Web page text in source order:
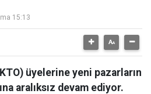
15:13
üyelerine yeni pazarların
aralıksız devam ediyor.